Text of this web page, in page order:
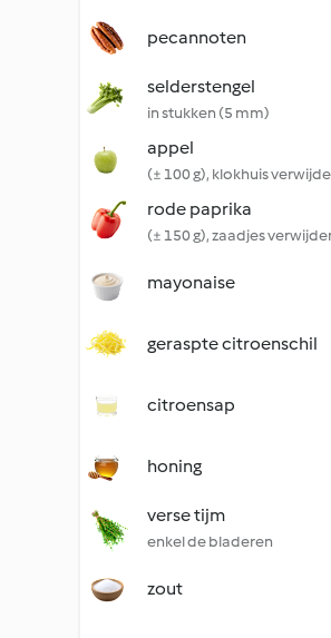
pecannoten
selderstengel
in stukken (5 mm)
appel
(± 100 g), klokhuis
rode paprika
(± 150 g), zaadjes
mayonaise
geraspte citroenschil
citroensap
honing
verse tijm
enkel de bladeren
zout